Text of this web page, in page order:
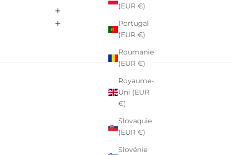
(EUR €)
Portugal
(EUR €)
Roumanie
(EUR €)
Royaume-
Uni (EUR
€)
Slovaquie
(EUR €)
Slovénie